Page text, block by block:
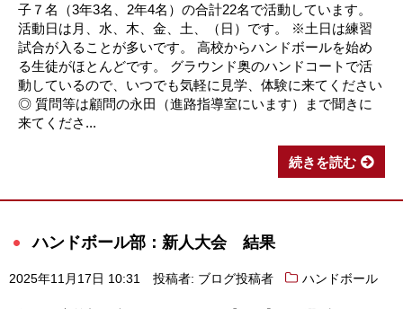
子７名（3年3名、2年4名）の合計22名で活動しています。
活動日は月、水、木、金、土、（日）です。 ※土日は練習
試合が入ることが多いです。 高校からハンドボールを始め
る生徒がほとんどです。 グラウンド奥のハンドコートで活
動しているので、いつでも気軽に見学、体験に来てください
◎ 質問等は顧問の永田（進路指導室にいます）まで聞きに
来てくださ...
続きを読む
ハンドボール部：新人大会 結果
2025年11月17日 10:31 投稿者: ブログ投稿者 ハンドボール